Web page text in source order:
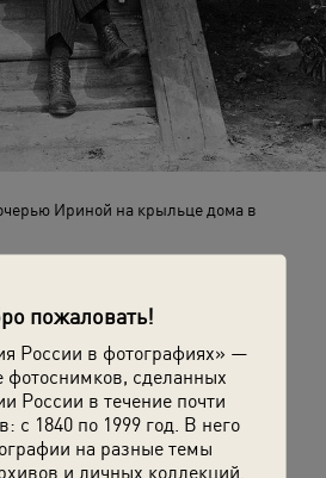
пожаловать!
России в фотографиях» —
фотоснимков, сделанных
России в течение почти
с 1840 по 1999 год. В него
на разные темы
и личных коллекций.
Ириной на крыльце дома в
Ивановка